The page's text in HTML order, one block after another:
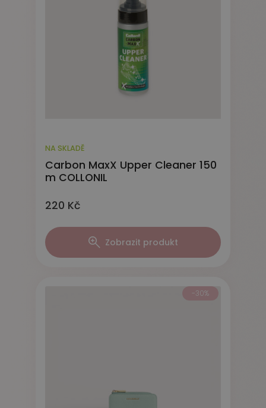
NA SKLADĚ
Carbon MaxX Upper Cleaner 150
m COLLONIL
220 Kč
Zobrazit produkt
-30%